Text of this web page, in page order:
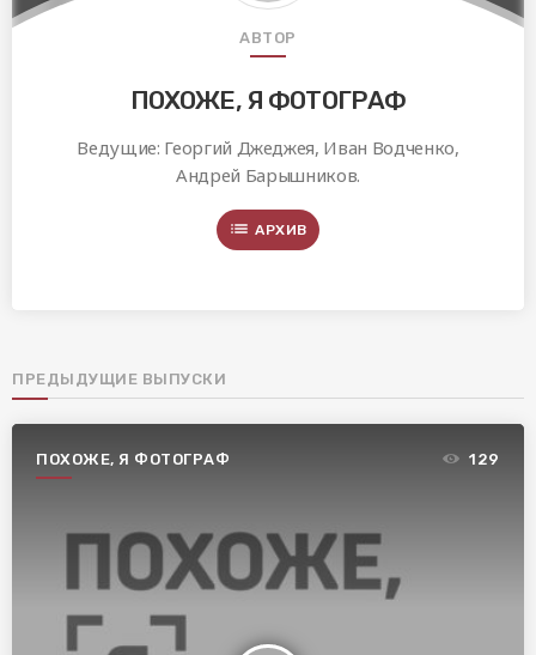
АВТОР
ПОХОЖЕ, Я ФОТОГРАФ
Ведущие: Георгий Джеджея, Иван Водченко,
Андрей Барышников.
list АРХИВ
ПРЕДЫДУЩИЕ ВЫПУСКИ
ПОХОЖЕ, Я ФОТОГРАФ 129